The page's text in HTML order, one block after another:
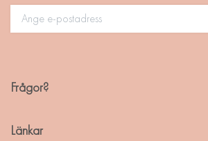
Frågor?
Länkar